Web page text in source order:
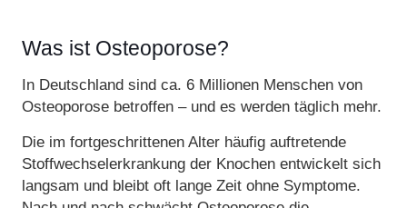
Was ist Osteoporose?
In Deutschland sind ca. 6 Millionen Menschen von
Osteoporose betroffen – und es werden täglich mehr.
Die im fortgeschrittenen Alter häufig auftretende
Stoffwechselerkrankung der Knochen entwickelt sich
langsam und bleibt oft lange Zeit ohne Symptome.